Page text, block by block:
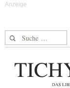
Suche nach: